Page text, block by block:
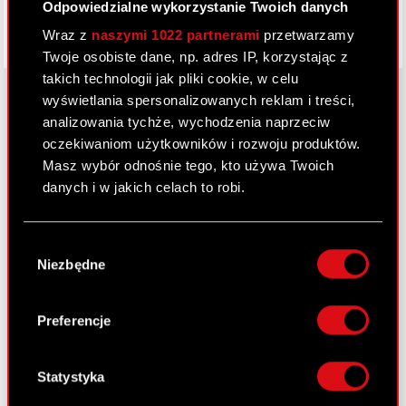
Odpowiedzialne wykorzystanie Twoich danych
Wraz z naszymi 1022 partnerami przetwarzamy
Twoje osobiste dane, np. adres IP, korzystając z
takich technologii jak pliki cookie, w celu
wyświetlania spersonalizowanych reklam i treści,
analizowania tychże, wychodzenia naprzeciw
oczekiwaniom użytkowników i rozwoju produktów.
Masz wybór odnośnie tego, kto używa Twoich
danych i w jakich celach to robi.
lokalizacji geograficznej z dokładnością nawet
Identyfikować Twoje urządzenie, aktywnie
analizując charakteryzującego je zbiory
palca)
zgody
Niezbędne
Preferencje
Statystyka
O CD PROJEKT
Grupa Kapitałowa
Media
Kontakt